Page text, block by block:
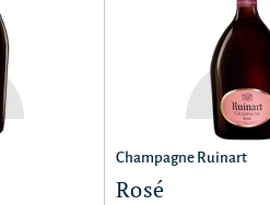
Champagne Ruinart
Rosé